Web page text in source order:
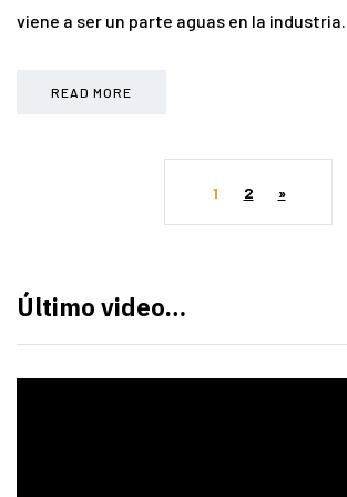
viene a ser un parte aguas en la industria…
READ MORE
1 2 »
Último video…